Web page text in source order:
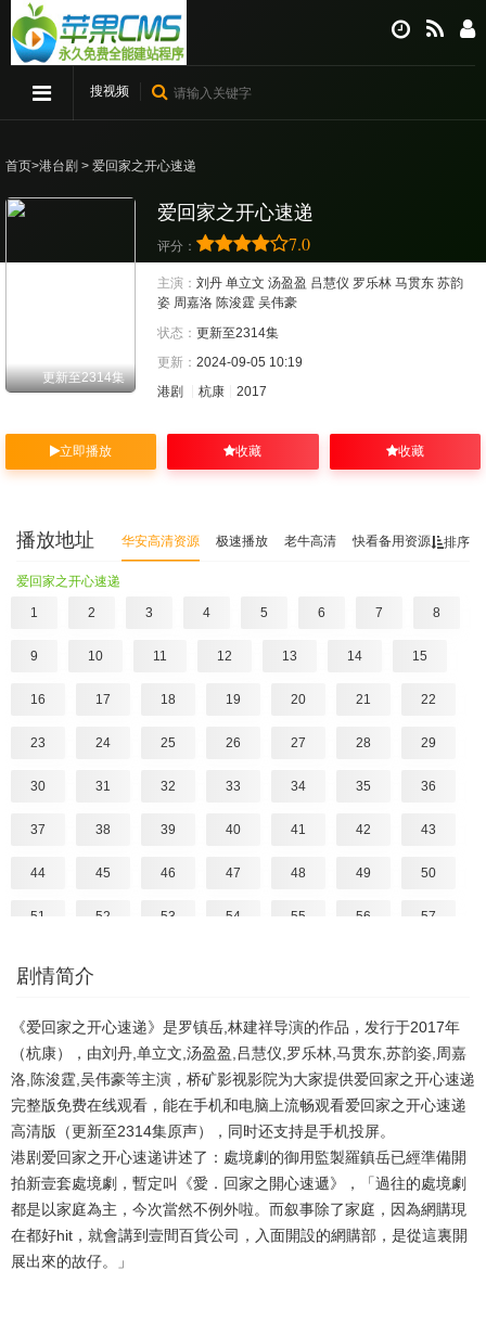
搜视频
首页>港台剧 > 爱回家之开心速递
更新至2314集
爱回家之开心速递
评分： 7.0
主演： 刘丹 单立文 汤盈盈 吕慧仪 罗乐林 马贯东 苏韵
姿 周嘉洛 陈浚霆 吴伟豪
状态： 更新至2314集
更新： 2024-09-05 10:19
港剧
杭康 2017
立即播放 收藏 收藏
排序
播放地址 华安高清资源 极速播放 老牛高清 快看备用资源
爱回家之开心速递
1 2 3 4 5 6 7 8
9 10 11 12 13 14 15
16 17 18 19 20 21 22
23 24 25 26 27 28 29
30 31 32 33 34 35 36
37 38 39 40 41 42 43
44 45 46 47 48 49 50
51 52 53 54 55 56 57
72 73 74 75 76 77 78
79 80 81 82 83 84 85
86 87 88 89 90 91
93 94 95 96 97 98 99
100 101 102 103 104 105
106 107
剧情简介
《爱回家之开心速递》是罗镇岳,林建祥导演的作品，发行于2017年
（杭康），由刘丹,单立文,汤盈盈,吕慧仪,罗乐林,马贯东,苏韵姿,周嘉
洛,陈浚霆,吴伟豪等主演，桥矿影视影院为大家提供爱回家之开心速递
完整版免费在线观看，能在手机和电脑上流畅观看爱回家之开心速递
高清版（更新至2314集原声），同时还支持是手机投屏。
港剧爱回家之开心速递讲述了：處境劇的御用監製羅鎮岳已經準備開
拍新壹套處境劇，暫定叫《愛．回家之開心速遞》，「過往的處境劇
都是以家庭為主，今次當然不例外啦。而叙事除了家庭，因為網購現
在都好hit，就會講到壹間百貨公司，入面開設的網購部，是從這裏開
展出來的故仔。」